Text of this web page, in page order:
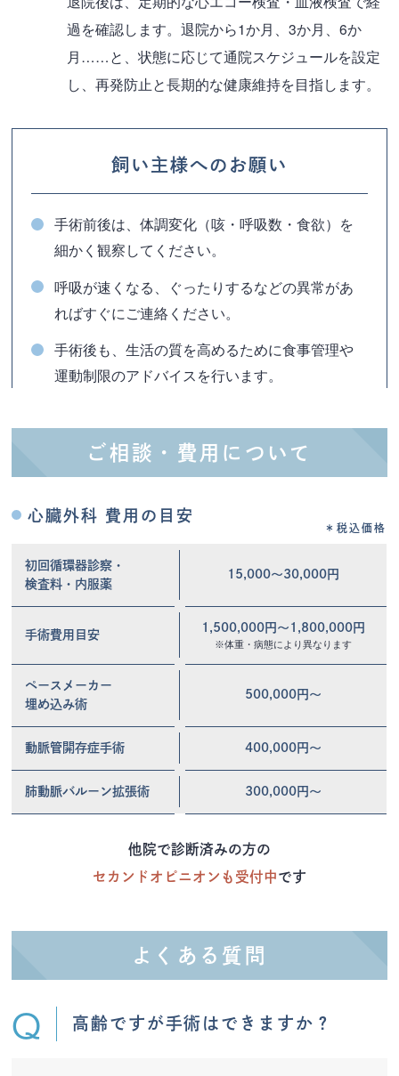
過を確認します。退院から1か月、3か月、6か
月……と、状態に応じて通院スケジュールを設定
し、再発防止と長期的な健康維持を目指します。
飼い主様へのお願い
手術前後は、体調変化（咳・呼吸数・食欲）を
細かく観察してください。
呼吸が速くなる、ぐったりするなどの異常があ
ればすぐにご連絡ください。
手術後も、生活の質を高めるために食事管理や
運動制限のアドバイスを行います。
ご相談・費用について
心臓外科 費用の目安
＊税込価格
初回循環器診察・
検査料・内服薬
15,000〜30,000円
手術費用目安
1,500,000円〜1,800,000円
※体重・病態により異なります
ペースメーカー
埋め込み術
500,000円〜
動脈管開存症手術 400,000円〜
肺動脈バルーン拡張術 300,000円〜
他院で診断済みの方の
セカンドオピニオンも受付中です
よくある質問
高齢ですが手術はできますか？